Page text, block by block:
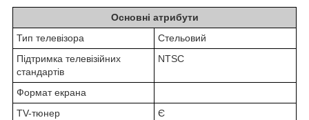
Основні атрибути
Тип телевізора
Стельовий
Підтримка телевізійних
стандартів
NTSC
Формат екрана
TV-тюнер
Є